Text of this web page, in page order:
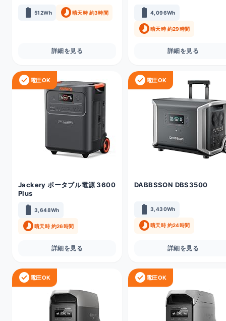
battery_full 512Wh timelapse晴天時 約3時間
詳細を見る
battery_full 4,096Wh
timelapse晴天時 約29時間
詳細を見る
check_circle 電圧OK
Jackery ポータブル電源 3600
Plus
battery_full 3,648Wh
timelapse晴天時 約26時間
詳細を見る
check_circle 電圧OK
DABBSSON DBS3500
battery_full 3,430Wh
timelapse晴天時 約24時間
詳細を見る
check_circle 電圧OK check_circle 電圧OK